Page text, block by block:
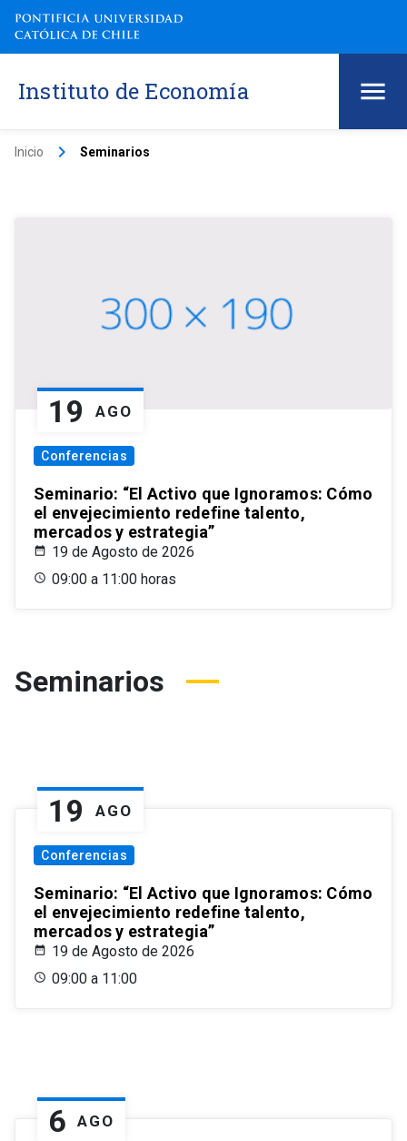
Instituto de Economía
Inicio keyboard_arrow_right Seminarios
19 AGO
Conferencias
Seminario: “El Activo que Ignoramos: Cómo
el envejecimiento redefine talento,
mercados y estrategia”
19 de Agosto de 2026
09:00 a 11:00 horas
Seminarios
19 AGO
Conferencias
Seminario: “El Activo que Ignoramos: Cómo
el envejecimiento redefine talento,
mercados y estrategia”
19 de Agosto de 2026
09:00 a 11:00
6 AGO